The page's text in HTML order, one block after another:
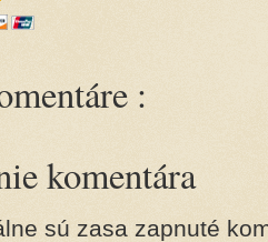
:
komentára
sú zasa zapnuté